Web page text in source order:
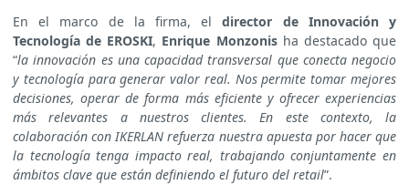
En el marco de la firma, eldirector de Innovación y
Tecnología de EROSKI, Enrique Monzonisha destacado que
“la innovación es una capacidad transversal que conecta negocio
y tecnología para generar valor real. Nos permite tomar mejores
decisiones, operar de forma más eficiente y ofrecer experiencias
más relevantes a nuestros clientes. En este contexto, la
colaboración con IKERLAN refuerza nuestra apuesta por hacer que
la tecnología tenga impacto real, trabajando conjuntamente en
ámbitos clave que están definiendo el futuro del retail”.